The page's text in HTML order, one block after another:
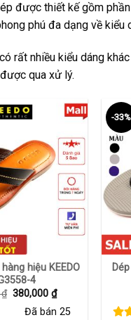
được thiết kế gồm
phú đa dạng về kiểu
rất nhiều kiểu dáng
qua xử lý.
hiệu KEEDO
4
₫ Giá
380,000₫Giá
hiện
tại
Đã bán25
-33%
+